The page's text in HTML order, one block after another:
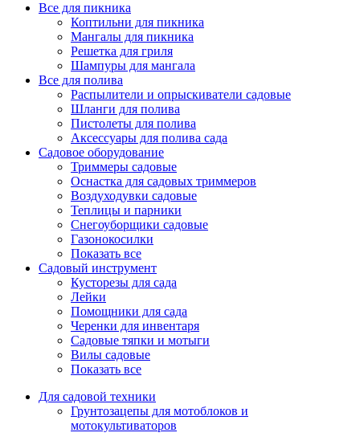
Все для пикника
Коптильни для пикника
Мангалы для пикника
Решетка для гриля
Шампуры для мангала
Все для полива
Распылители и опрыскиватели садовые
Шланги для полива
Пистолеты для полива
Аксессуары для полива сада
Садовое оборудование
Триммеры садовые
Оснастка для садовых триммеров
Воздуходувки садовые
Теплицы и парники
Снегоуборщики садовые
Газонокосилки
Показать все
Садовый инструмент
Кусторезы для сада
Лейки
Помощники для сада
Черенки для инвентаря
Садовые тяпки и мотыги
Вилы садовые
Показать все
Для садовой техники
Грунтозацепы для мотоблоков и
мотокультиваторов